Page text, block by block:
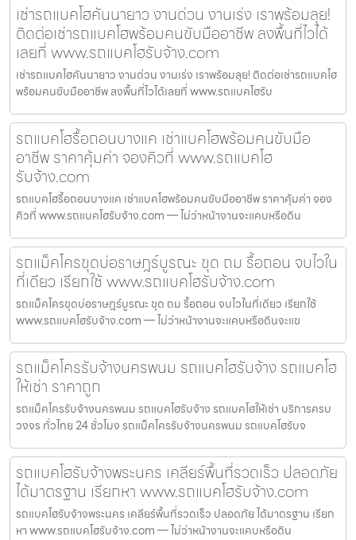
เช่ารถแบคโฮคันนายาว งานด่วน งานเร่ง เราพร้อมลุย!
ติดต่อเช่ารถแบคโฮพร้อมคนขับมืออาชีพ ลงพื้นที่ไวได้
เลยที่ www.รถแบคโฮรับจ้าง.com
เช่ารถแบคโฮคันนายาว งานด่วน งานเร่ง เราพร้อมลุย! ติดต่อเช่ารถแบคโฮ
พร้อมคนขับมืออาชีพ ลงพื้นที่ไวได้เลยที่ www.รถแบคโฮรับ
รถแบคโฮรื้อถอนบางแค เช่าแบคโฮพร้อมคนขับมือ
อาชีพ ราคาคุ้มค่า จองคิวที่ www.รถแบคโฮ
รับจ้าง.com
รถแบคโฮรื้อถอนบางแค เช่าแบคโฮพร้อมคนขับมืออาชีพ ราคาคุ้มค่า จอง
คิวที่ www.รถแบคโฮรับจ้าง.com — ไม่ว่าหน้างานจะแคบหรือดิน
รถแม็คโครขุดบ่อราษฎร์บูรณะ ขุด ถม รื้อถอน จบไวใน
ที่เดียว เรียกใช้ www.รถแบคโฮรับจ้าง.com
รถแม็คโครขุดบ่อราษฎร์บูรณะ ขุด ถม รื้อถอน จบไวในที่เดียว เรียกใช้
www.รถแบคโฮรับจ้าง.com — ไม่ว่าหน้างานจะแคบหรือดินจะแข
รถแม็คโครรับจ้างนครพนม รถแบคโฮรับจ้าง รถแบคโฮ
ให้เช่า ราคาถูก
รถแม็คโครรับจ้างนครพนม รถแบคโฮรับจ้าง รถแบคโฮให้เช่า บริการครบ
วงจร ทั่วไทย 24 ชั่วโมง รถแม็คโครรับจ้างนครพนม รถแบคโฮรับจ
รถแบคโฮรับจ้างพระนคร เคลียร์พื้นที่รวดเร็ว ปลอดภัย
ได้มาตรฐาน เรียกหา www.รถแบคโฮรับจ้าง.com
รถแบคโฮรับจ้างพระนคร เคลียร์พื้นที่รวดเร็ว ปลอดภัย ได้มาตรฐาน เรียก
หา www.รถแบคโฮรับจ้าง.com — ไม่ว่าหน้างานจะแคบหรือดิน